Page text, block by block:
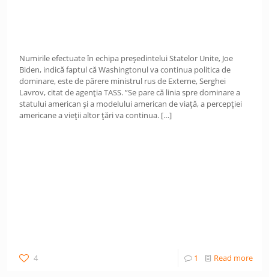
Numirile efectuate în echipa președintelui Statelor Unite, Joe
Biden, indică faptul că Washingtonul va continua politica de
dominare, este de părere ministrul rus de Externe, Serghei
Lavrov, citat de agenția TASS. ”Se pare că linia spre dominare a
statului american și a modelului american de viață, a percepției
americane a vieții altor țări va continua. […]
4 1 Read more